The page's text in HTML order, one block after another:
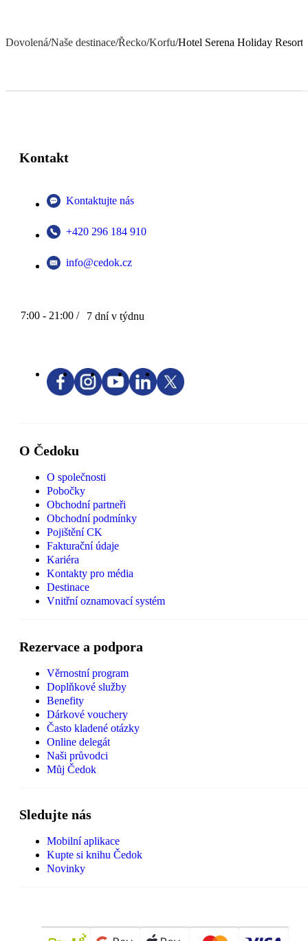
Dovolená/Naše destinace/Řecko/Korfu/Hotel Serena Holiday Resort
Kontakt
Kontaktujte nás
+420 296 184 910
info@cedok.cz
7:00 - 21:00 / 7 dní v týdnu
O Čedoku
O společnosti
Pobočky
Obchodní partneři
Obchodní podmínky
Pojištění CK
Fakturační údaje
Kariéra
Kontakty pro média
Destinace
Vnitřní oznamovací systém
Rezervace a podpora
Věrnostní program
Doplňkové služby
Benefity
Dárkové vouchery
Často kladené otázky
Online delegát
Naši průvodci
Můj Čedok
Sledujte nás
Mobilní aplikace
Kupte si knihu Čedok
Novinky